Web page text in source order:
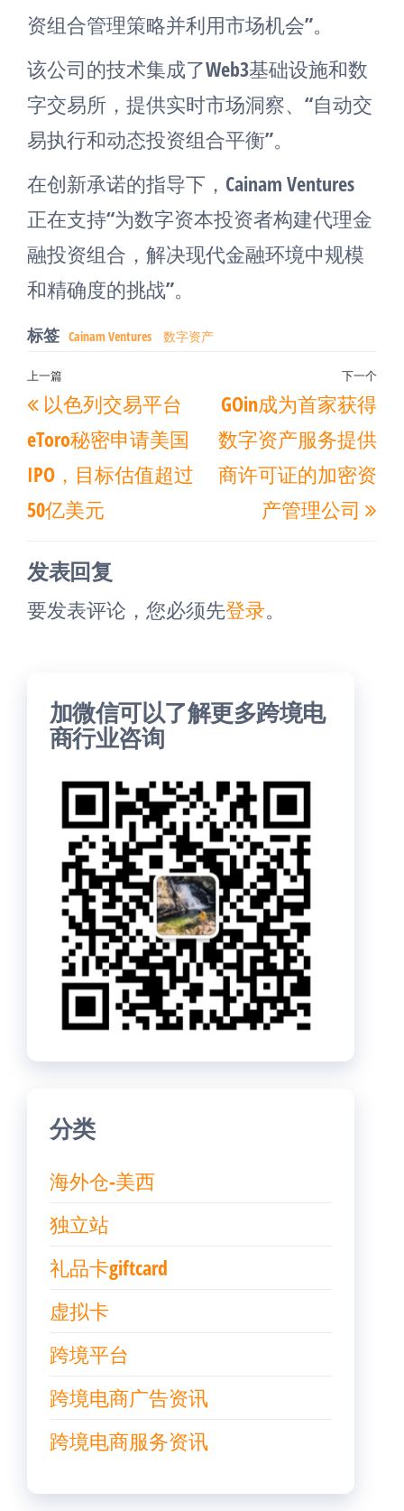
资组合管理策略并利用市场机会”。
该公司的技术集成了Web3基础设施和数
字交易所，提供实时市场洞察、“自动交
易执行和动态投资组合平衡”。
在创新承诺的指导下，Cainam Ventures
正在支持“为数字资本投资者构建代理金
融投资组合，解决现代金融环境中规模
和精确度的挑战”。
标签 Cainam Ventures 数字资产
文
章
导
航
上
一
篇
文
章
上一篇
以色列交易平台
eToro秘密申请美国
IPO，目标估值超过
50亿美元
下
一
下一个
GOin成为首家获得
数字资产服务提供
商许可证的加密资
产管理公司
发表回复
要发表评论，您必须先登录。
加微信可以了解更多跨境电
商行业咨询
分类
海外仓-美西
独立站
礼品卡giftcard
虚拟卡
跨境平台
跨境电商广告资讯
跨境电商服务资讯